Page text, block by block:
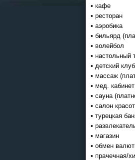
• кафе
• ресторан
• аэробика
• бильярд
• волейбол
• настольный
• детский клуб
• массаж
• мед. кабинет
• сауна
• салон
• турецкая
•
• магазин
• обмен
• прачечная/